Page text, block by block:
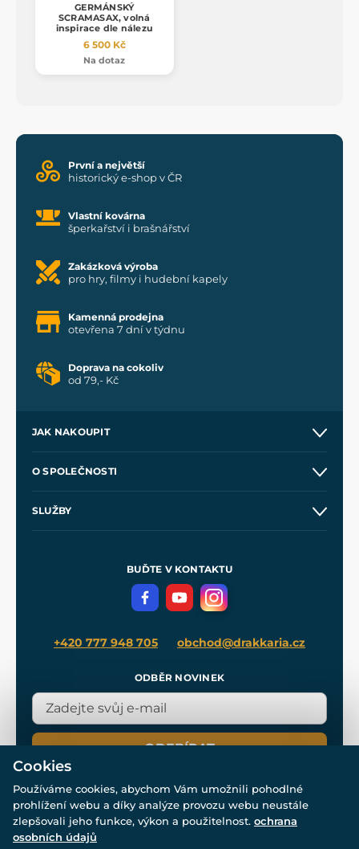
GERMÁNSKÝ
SCRAMASAX, volná
inspirace dle nálezu
6 500 Kč
Na dotaz
První a největší
historický e-shop v ČR
Vlastní kovárna
šperkařství i brašnářství
Zakázková výroba
pro hry, filmy i hudební kapely
Kamenná prodejna
otevřena 7 dní v týdnu
Doprava na cokoliv
od 79,- Kč
JAK NAKOUPIT
Velkoobchod
O SPOLEČNOSTI
SLUŽBY
Meče pro Kingdom Come
BUĎTE V KONTAKTU
+420 777 948 705 obchod@drakkaria.cz
ODBĚR NOVINEK
ODEBÍRAT
© Všechna práva vyhrazena. www.drakkaria.cz 2007-2026.
Cookies
Používáme cookies, abychom Vám umožnili pohodlné
prohlížení webu a díky analýze provozu webu neustále
zlepšovali jeho funkce, výkon a použitelnost. ochrana
osobních údajů